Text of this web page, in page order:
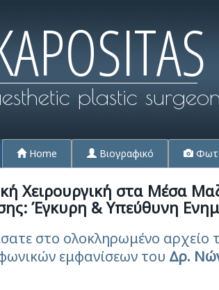
plastic surgeon
Home Βιογραφικό
Χειρουργική στα Μέσα
Έγκυρη & Υπεύθυνη
στο ολοκληρωμένο αρχείο
εμφανίσεων του Δρ.